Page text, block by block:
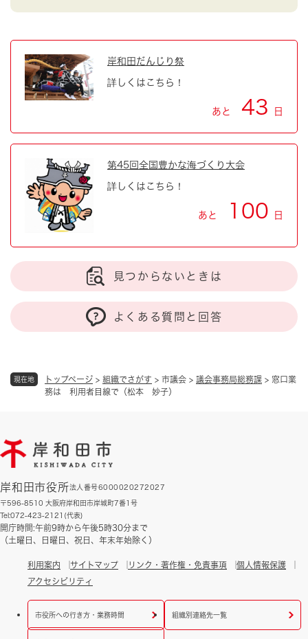
現在地 トップページ > 組織でさがす > 市議会 > 議会事務局総務課 > 窓口業
務は 利用者目線で（松本 妙子）
岸和田だんじり祭
詳しくはこちら！
あと 43 日
第45回全国豊かな海づくり大会
詳しくはこちら！
あと 100 日
見つからないときは
よくある質問と回答
岸和田市役所法人番号6000020272027
〒596-8510 大阪府岸和田市岸城町7番1号
Tel:072-423-2121(代表)
開庁時間:午前9時から午後5時30分まで
（土曜日、日曜日、祝日、年末年始除く）
利用案内 サイトマップ リンク・著作権・免責事項
個人情報保護
アクセシビリティ
市役所への行き方・業務時間 組織別連絡先一覧